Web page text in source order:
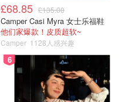
£68.85 £135.00
Camper Casi Myra 女士乐福鞋
他们家爆款！皮质超软~
Camper 1128人感兴趣
6